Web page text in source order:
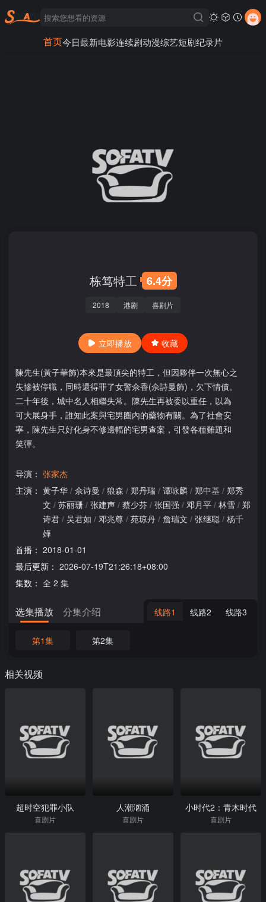
首页今日最新电影连续剧动漫综艺短剧纪录片
栋笃特工 6.4分
2018 港剧 喜剧片
立即播放 收藏
陳先生(黃子華飾)本來是最頂尖的特工，但因夥伴一次無心之
失慘被停職，同時還得罪了女警佘香(佘詩曼飾)，欠下情債。
二十年後，城中名人相繼失常。陳先生再被委以重任，以為
可大展身手，誰知此案與宅男圈內的藥物有關。為了社會安
寧，陳先生只好化身不修邊幅的宅男查案，引發各種難題和
笑彈。
导演： 张家杰
主演： 黄子华 / 佘诗曼 / 狼森 / 郑丹瑞 / 谭咏麟 / 郑中基 / 郑秀
文 / 苏丽珊 / 张建声 / 蔡少芬 / 张国强 / 邓月平 / 林雪 / 郑
诗君 / 吴君如 / 邓兆尊 / 苑琼丹 / 詹瑞文 / 张继聪 / 杨千
嬅
首播： 2018-01-01
最后更新： 2026-07-19T21:26:18+08:00
集数： 全 2 集
选集播放 分集介绍 线路1 线路2 线路3
第1集 第2集
相关视频
超时空犯罪小队
喜剧片
人潮汹涌
喜剧片
小时代2：青木时代
喜剧片